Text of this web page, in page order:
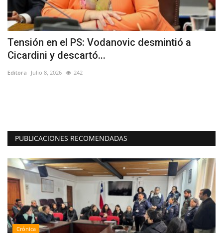
Tensión en el PS: Vodanovic desmintió a
Cicardini y descartó...
Editora Julio 8, 2026 242
PUBLICACIONES RECOMENDADAS
Crónica